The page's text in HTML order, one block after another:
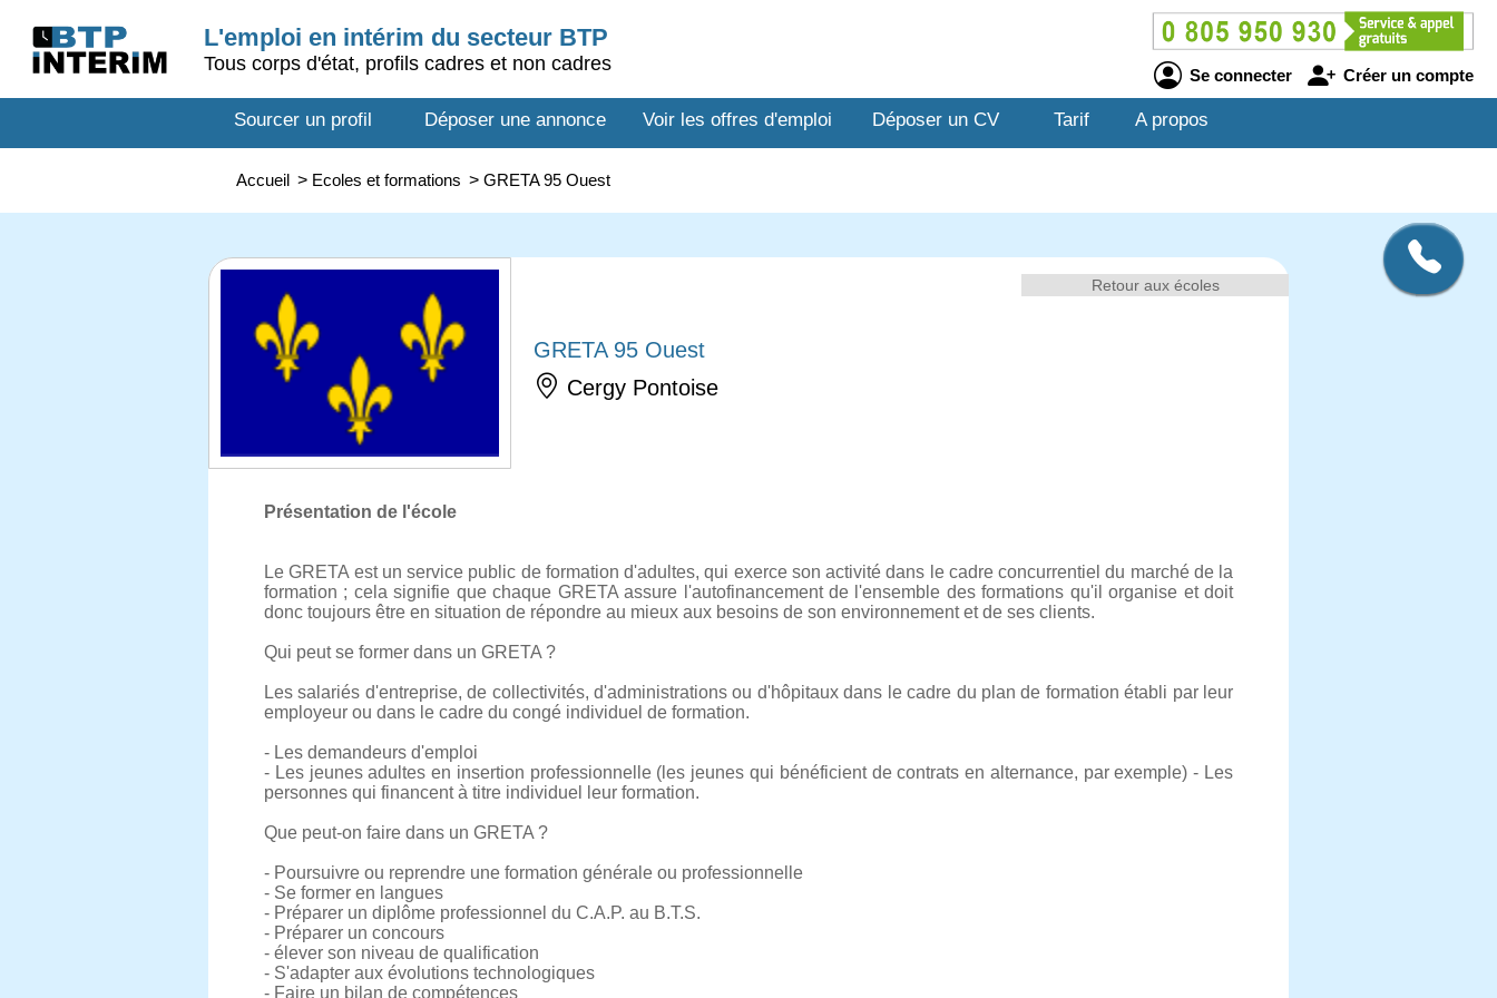
L'emploi en intérim du secteur BTP
Tous corps d'état, profils cadres et non cadres
Se connecter Créer un compte
Sourcer un profil Déposer une annonce Voir les offres d'emploi Déposer un CV Tarif A propos
Accueil > Ecoles et formations > GRETA 95 Ouest
Retour aux écoles
GRETA 95 Ouest
Cergy Pontoise
Présentation de l'école
Le GRETA est un service public de formation d'adultes, qui exerce son activité dans le cadre concurrentiel du marché de la
formation ; cela signifie que chaque GRETA assure l'autofinancement de l'ensemble des formations qu'il organise et doit
donc toujours être en situation de répondre au mieux aux besoins de son environnement et de ses clients.
Qui peut se former dans un GRETA ?
Les salariés d'entreprise, de collectivités, d'administrations ou d'hôpitaux dans le cadre du plan de formation établi par leur
employeur ou dans le cadre du congé individuel de formation.
- Les demandeurs d'emploi
- Les jeunes adultes en insertion professionnelle (les jeunes qui bénéficient de contrats en alternance, par exemple) - Les
personnes qui financent à titre individuel leur formation.
Que peut-on faire dans un GRETA ?
- Poursuivre ou reprendre une formation générale ou professionnelle
- Se former en langues
- Préparer un diplôme professionnel du C.A.P. au B.T.S.
- Préparer un concours
- élever son niveau de qualification
- S'adapter aux évolutions technologiques
- Faire un bilan de compétences